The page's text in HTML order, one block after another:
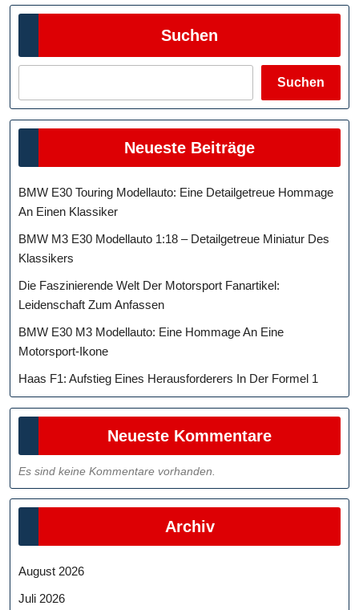
Suchen
Suchen
Neueste Beiträge
BMW E30 Touring Modellauto: Eine Detailgetreue Hommage
An Einen Klassiker
BMW M3 E30 Modellauto 1:18 – Detailgetreue Miniatur Des
Klassikers
Die Faszinierende Welt Der Motorsport Fanartikel:
Leidenschaft Zum Anfassen
BMW E30 M3 Modellauto: Eine Hommage An Eine
Motorsport-Ikone
Haas F1: Aufstieg Eines Herausforderers In Der Formel 1
Neueste Kommentare
Es sind keine Kommentare vorhanden.
Archiv
August 2026
Juli 2026